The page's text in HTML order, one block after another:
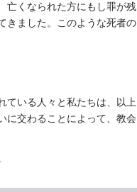
亡くなられた方にもし罪が残
きました。このような死者の
ている人々と私たちは、以上
に交わることによって、教会